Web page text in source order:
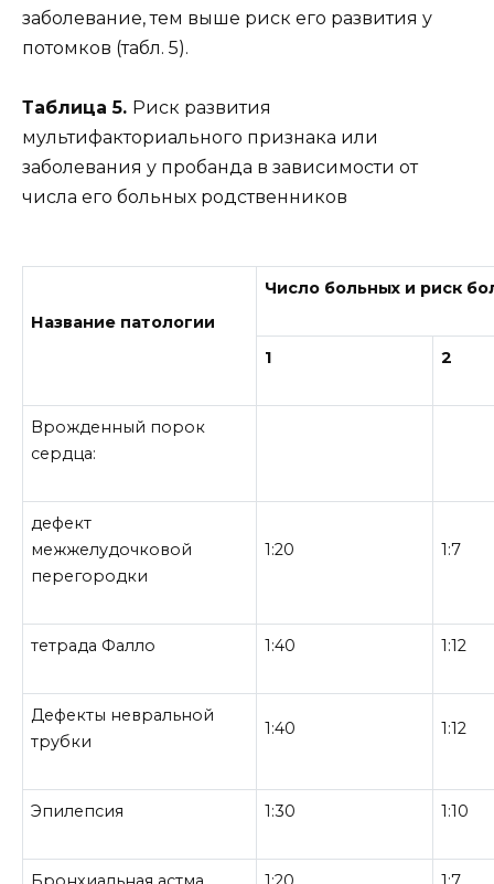
заболевание, тем выше риск его развития у
потомков (табл. 5).
Таблица 5. Риск развития
мультифакториального признака или
заболевания у пробанда в зависимости от
числа его больных родственников
Название патологии
Число больных и риск
1 2
Врожденный порок
сердца:
дефект
межжелудочковой
перегородки
1:20 1:7
тетрада Фалло 1:40 1:12
Дефекты невральной
трубки
1:40 1:12
Эпилепсия 1:30 1:10